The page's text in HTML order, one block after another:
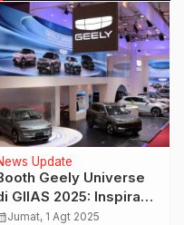
Update
Geely Universe
GIIAS 2025: Inspirasi
Shanghai Motor
Jumat, 1 Agt 2025